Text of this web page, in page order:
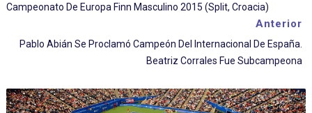
Campeonato De Europa Finn Masculino 2015 (Split, Croacia)
Anterior
Pablo Abián Se Proclamó Campeón Del Internacional De España.
Beatriz Corrales Fue Subcampeona